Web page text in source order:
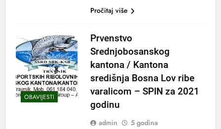
Pročitaj više
OBAVIJESTI
Prvenstvo
Srednjobosanskog
kantona / Kantona
središnja Bosna Lov ribe
varalicom – SPIN za 2021
godinu
admin
5 godina